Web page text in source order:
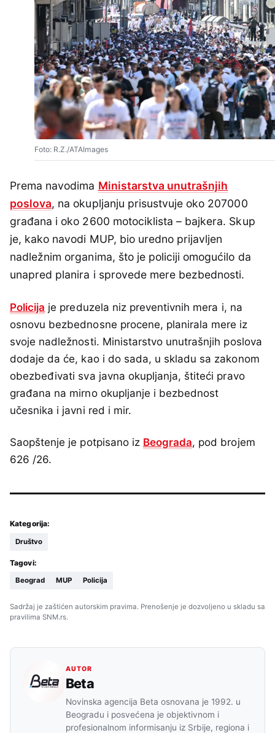
Foto: R.Z./ATAImages
Prema navodima Ministarstva unutrašnjih
poslova, na okupljanju prisustvuje oko 207000
građana i oko 2600 motociklista – bajkera. Skup
je, kako navodi MUP, bio uredno prijavljen
nadležnim organima, što je policiji omogućilo da
unapred planira i sprovede mere bezbednosti.
Policija je preduzela niz preventivnih mera i, na
osnovu bezbednosne procene, planirala mere iz
svoje nadležnosti. Ministarstvo unutrašnjih poslova
dodaje da će, kao i do sada, u skladu sa zakonom
obezbeđivati sva javna okupljanja, štiteći pravo
građana na mirno okupljanje i bezbednost
učesnika i javni red i mir.
Saopštenje je potpisano iz Beograda, pod brojem
626 /26.
Kategorija:
Društvo
Tagovi:
Beograd MUP Policija
Sadržaj je zaštićen autorskim pravima. Prenošenje je dozvoljeno u skladu sa
pravilima SNM.rs.
AUTOR
Beta
Novinska agencija Beta osnovana je 1992. u
Beogradu i posvećena je objektivnom i
profesionalnom informisanju iz Srbije, regiona i